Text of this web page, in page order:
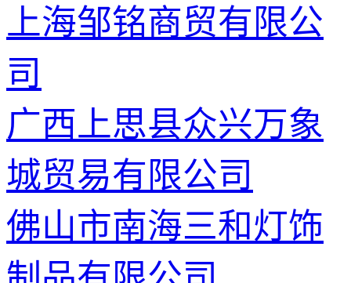
上海邹铭商贸有限公
司
广西上思县众兴万象
城贸易有限公司
佛山市南海三和灯饰